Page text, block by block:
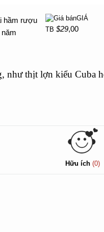
năm
GIÁ
TB $29,00
thịt lợn kiểu Cuba
Hữu ích (0)